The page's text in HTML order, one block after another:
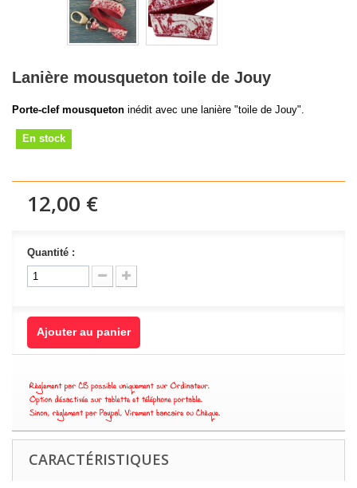
Lanière mousqueton toile de Jouy
Porte-clef mousqueton inédit avec une lanière "toile de Jouy".
En stock
12,00 €
Quantité :
Ajouter au panier
CARACTÉRISTIQUES